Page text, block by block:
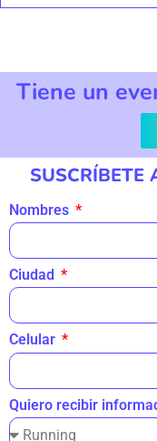
Tiene un
SUSCRÍBETE
Nombres
Ciudad
Celular
Quiero recibir